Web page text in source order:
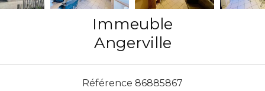
Immeuble
Angerville
Référence 86885867